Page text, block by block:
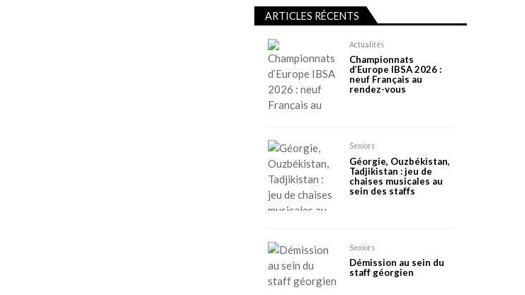
ARTICLES RÉCENTS
Actualités
Championnats
d’Europe IBSA 2026 :
neuf Français au
rendez-vous
Seniors
Géorgie, Ouzbékistan,
Tadjikistan : jeu de
chaises musicales au
sein des staffs
Seniors
Démission au sein du
staff géorgien